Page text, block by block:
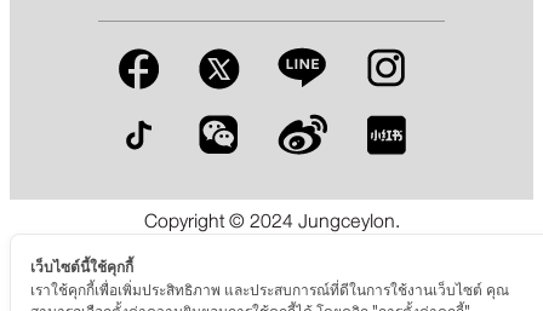
Copyright © 2024 Jungceylon.
The International Shopping & Leisure Destination in Patong,
เว็บไซต์นี้ใช้คุกกี้
เราใช้คุกกี้เพื่อเพิ่มประสิทธิภาพ และประสบการณ์ที่ดีในการใช้งานเว็บไซต์ คุณ